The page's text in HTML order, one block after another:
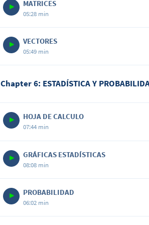
MATRICES
05:28 min
VECTORES
05:49 min
Chapter 6: ESTADÍSTICA Y
HOJA DE CALCULO
07:44 min
GRÁFICAS ESTADÍSTICAS
08:08 min
PROBABILIDAD
06:02 min